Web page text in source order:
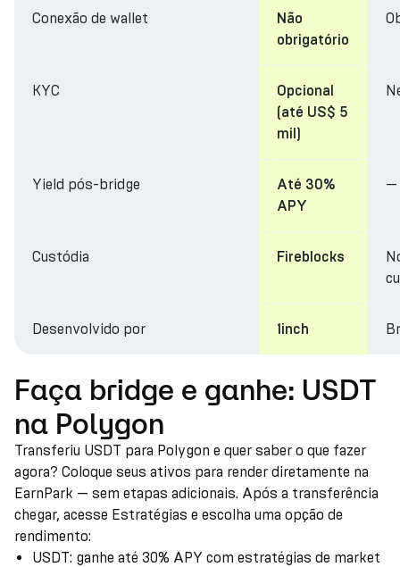
Conexão de wallet
Não
obrigatório
KYC
Opcional
(até US$ 5
mil)
Yield pós-bridge
Até 30%
APY
—
Custódia Fireblocks
Desenvolvido por 1inch
Faça bridge e ganhe: USDT
na Polygon
Transferiu USDT para Polygon e quer saber o que fazer
agora? Coloque seus ativos para render diretamente na
EarnPark — sem etapas adicionais. Após a transferência
chegar, acesse Estratégias e escolha uma opção de
rendimento:
USDT: ganhe até 30% APY com estratégias de market